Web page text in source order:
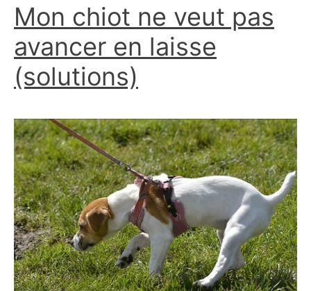
Mon chiot ne veut pas
avancer en laisse
(solutions)